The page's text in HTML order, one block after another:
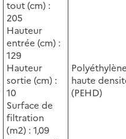
tout (cm) :
205
Hauteur
entrée (cm) :
129
Hauteur
sortie (cm) :
10
Surface de
filtration
(m2) : 1,09
haute
(PEHD)